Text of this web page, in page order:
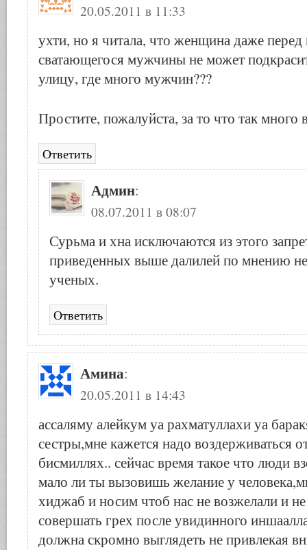
20.05.2011 в 11:33
ухти, но я читала, что женщина даже
сватающегося мужчины не может
улицу, где много мужчин???
Простите, пожалуйста, за то что так много
Ответить
Админ:
08.07.2011 в 08:07
Сурьма и хна исключаются из этого
приведенных выше далилей по мнению
ученых.
Ответить
Амина:
20.05.2011 в 14:43
ассаляму алейкум уа рахматуллахи уа
сестры,мне кажется надо воздерживаться
бисмиллях.. сейчас время такое что люди
мало ли ты вызовишь желание у
хиджаб и носим чтоб нас не возжелали и
совершать грех после увидинного
должна скромно выглядеть не привлекая